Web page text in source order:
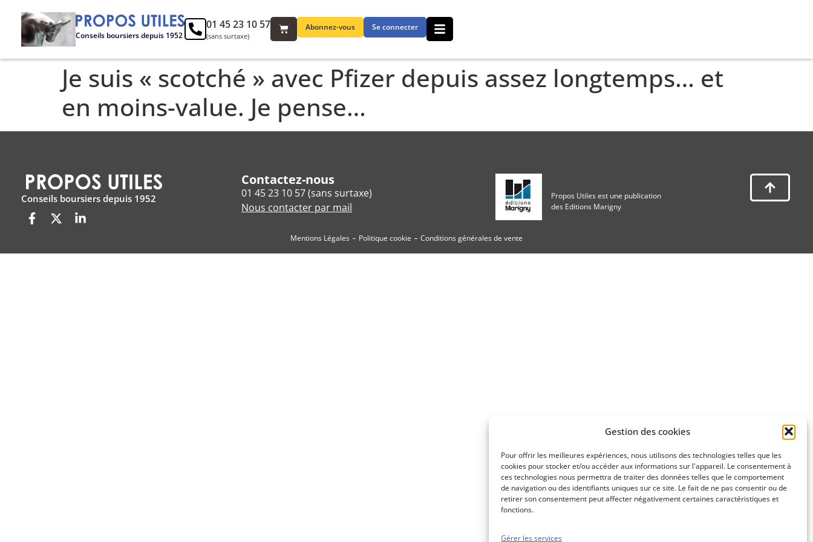
Gestion des cookies
Pour offrir les meilleures expériences, nous utilisons des technologies telles que les
cookies pour stocker et/ou accéder aux informations sur l'appareil. Le consentement à
ces technologies nous permettra de traiter des données telles que le comportement
de navigation ou des identifiants uniques sur ce site. Le fait de ne pas consentir ou de
retirer son consentement peut affecter négativement certaines caractéristiques et
fonctions.
Gérer les services
Conseils boursiers depuis 1952
Abonnez-vous Se connecter
01 45 23 10 57
(sans surtaxe)
Je suis « scotché » avec Pfizer depuis assez longtemps… et
en moins-value. Je pense…
Conseils boursiers depuis 1952
Contactez-nous
01 45 23 10 57 (sans surtaxe)
Nous contacter par mail
Propos Utiles est une publication
des Editions Marigny
Mentions Légales Politique cookie Conditions générales de vente